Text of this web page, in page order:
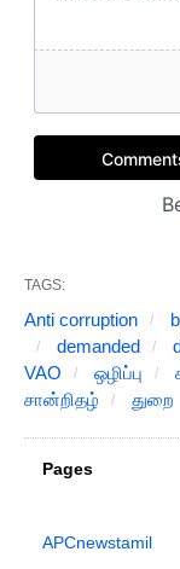
TAGS:
Anti corruption
demanded
VAO
ஒழிப்பு
சான்றிதழ்
துறை
Pages
APCnewstamil